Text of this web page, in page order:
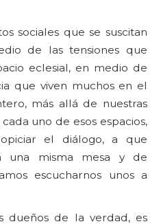
sociales que se suscitan
de las tensiones que
eclesial, en medio de
que viven muchos en el
más allá de nuestras
uno de esos espacios,
el diálogo, a que
una misma mesa y de
escucharnos unos a
dueños de la verdad, es